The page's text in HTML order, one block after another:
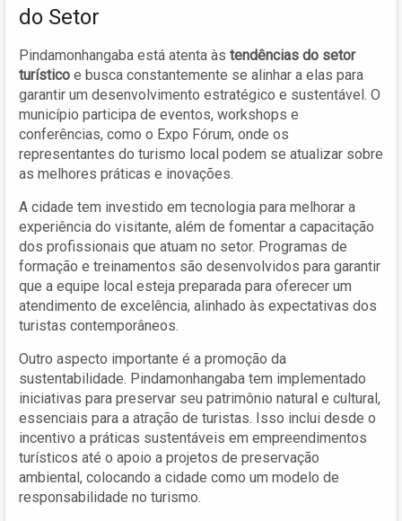
do Setor
Pindamonhangaba está atenta às tendências do setor
turístico e busca constantemente se alinhar a elas para
garantir um desenvolvimento estratégico e sustentável. O
município participa de eventos, workshops e
conferências, como o Expo Fórum, onde os
representantes do turismo local podem se atualizar sobre
as melhores práticas e inovações.
A cidade tem investido em tecnologia para melhorar a
experiência do visitante, além de fomentar a capacitação
dos profissionais que atuam no setor. Programas de
formação e treinamentos são desenvolvidos para garantir
que a equipe local esteja preparada para oferecer um
atendimento de excelência, alinhado às expectativas dos
turistas contemporâneos.
Outro aspecto importante é a promoção da
sustentabilidade. Pindamonhangaba tem implementado
iniciativas para preservar seu patrimônio natural e cultural,
essenciais para a atração de turistas. Isso inclui desde o
incentivo a práticas sustentáveis em empreendimentos
turísticos até o apoio a projetos de preservação
ambiental, colocando a cidade como um modelo de
responsabilidade no turismo.